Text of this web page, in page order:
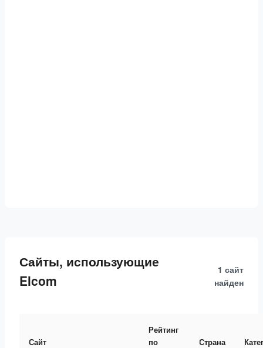
Сайты, использующие
Elcom
1 сайт
найден
Сайт
Рейтинг
по
Страна